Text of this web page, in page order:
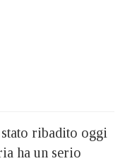
stato ribadito oggi
ha un serio